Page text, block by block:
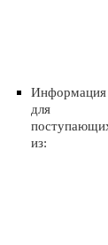
Информация
для
из: